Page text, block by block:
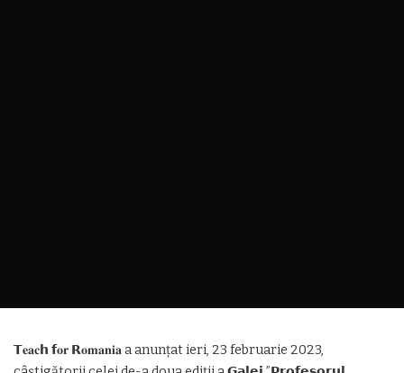
𝗧𝐞𝐚𝐜𝗵 𝗳𝐨𝐫 𝗥𝐨𝐦𝐚𝐧𝐢𝐚 a anunțat ieri, 23 februarie 2023,